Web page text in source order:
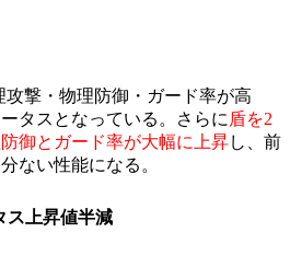
攻撃・物理防御・ガード率が高
タスとなっている。さらに盾を2
御とガード率が大幅に上昇し、前
ない性能になる。
ス上昇値半減